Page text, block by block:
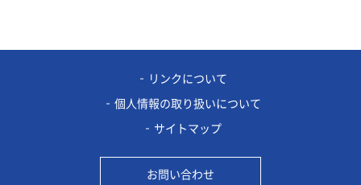
リンクについて
個人情報の取り扱いについて
サイトマップ
お問い合わせ